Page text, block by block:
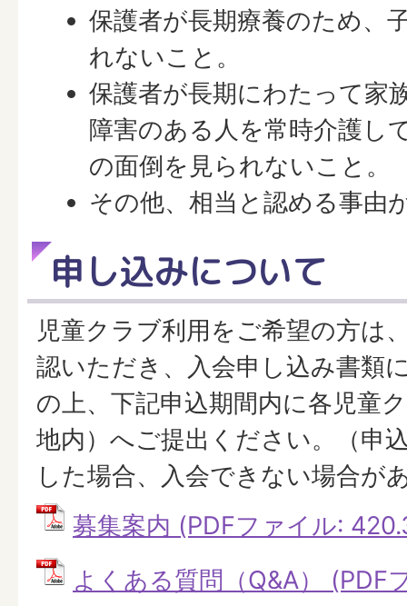
保護者が長期療養のため、
れないこと。
保護者が長期にわたって家
障害のある人を常時介護し
の面倒を見られないこと。
その他、相当と認める事由
申し込みについて
児童クラブ利用をご希望の方は
認いただき、入会申し込み書類
の上、下記申込期間内に各児童
地内）へご提出ください。（申
した場合、入会できない場合が
募集案内 (PDFファイル:
よくある質問（Q&A） (PDF